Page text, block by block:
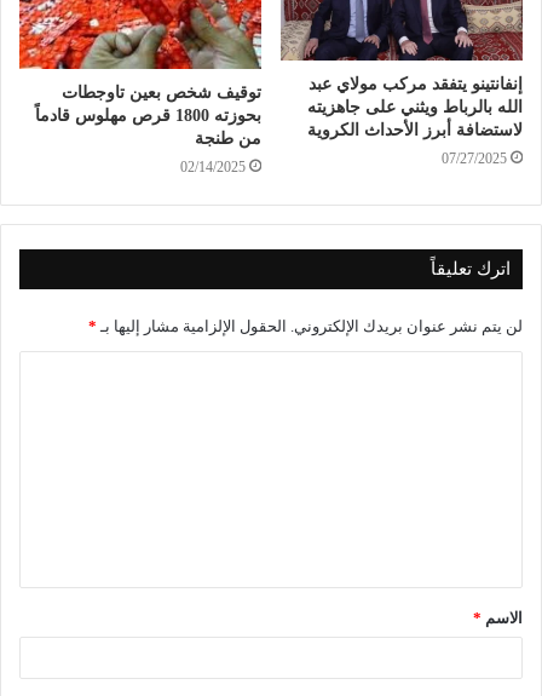
إنفانتينو يتفقد مركب مولاي عبد
الله بالرباط ويثني على جاهزيته
لاستضافة أبرز الأحداث الكروية
07/27/2025
توقيف شخص بعين تاوجطات
بحوزته 1800 قرص مهلوس قادماً
من طنجة
02/14/2025
اترك تعليقاً
لن يتم نشر عنوان بريدك الإلكتروني. الحقول الإلزامية مشار إليها بـ *
الاسم *